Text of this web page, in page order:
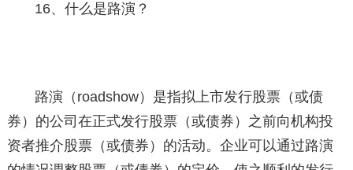
16、什么是路演？
路演（roadshow）是指拟上市发行股票（或债
券）的公司在正式发行股票（或债券）之前向机构投
资者推介股票（或债券）的活动。企业可以通过路演